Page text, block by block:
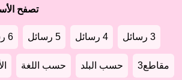
تصفح
3 رسائل 4 رسائل 5 رسائل 6 رسائل
مقاطع3 حسب البلد حسب اللغة